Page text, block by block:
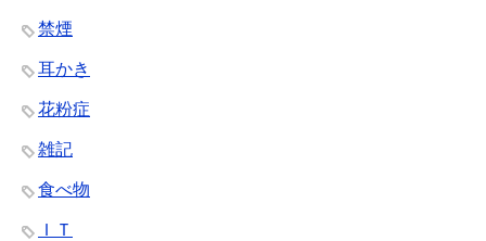
禁煙
耳かき
花粉症
雑記
食べ物
ＩＴ